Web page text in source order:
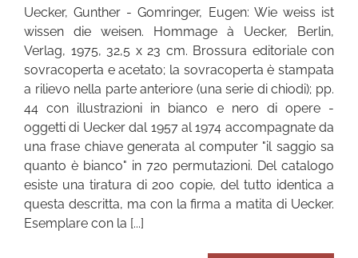
Uecker, Gunther - Gomringer, Eugen: Wie weiss ist
wissen die weisen. Hommage à Uecker, Berlin,
Verlag, 1975, 32,5 x 23 cm. Brossura editoriale con
sovracoperta e acetato; la sovracoperta è stampata
a rilievo nella parte anteriore (una serie di chiodi); pp.
44 con illustrazioni in bianco e nero di opere -
oggetti di Uecker dal 1957 al 1974 accompagnate da
una frase chiave generata al computer "il saggio sa
quanto è bianco" in 720 permutazioni. Del catalogo
esiste una tiratura di 200 copie, del tutto identica a
questa descritta, ma con la firma a matita di Uecker.
Esemplare con la [...]